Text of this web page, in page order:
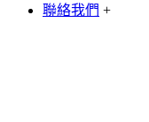
聯絡我們 +